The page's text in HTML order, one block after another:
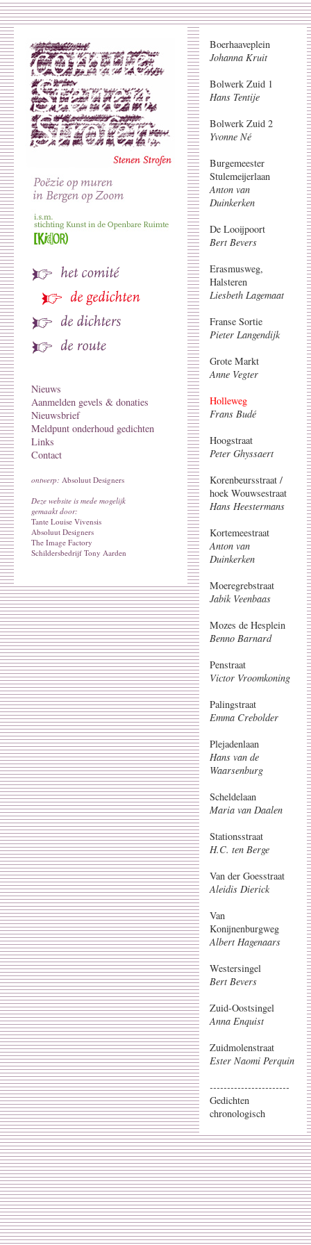
Nieuws
Aanmelden gevels & donaties
Nieuwsbrief
Meldpunt onderhoud gedichten
Links
Contact
ontwerp: Absoluut Designers
Deze website is mede mogelijk
gemaakt door:
Tante Louise Vivensis
Absoluut Designers
The Image Factory
Schildersbedrijf Tony Aarden
Boerhaaveplein
Johanna Kruit
Bolwerk Zuid 1
Hans Tentije
Bolwerk Zuid 2
Yvonne Né
Burgemeester
Stulemeijerlaan
Anton van
Duinkerken
De Looijpoort
Bert Bevers
Erasmusweg,
Halsteren
Liesbeth Lagemaat
Franse Sortie
Pieter Langendijk
Grote Markt
Anne Vegter
Holleweg
Frans Budé
Hoogstraat
Peter Ghyssaert
Korenbeursstraat /
hoek Wouwsestraat
Hans Heestermans
Kortemeestraat
Anton van
Duinkerken
Moeregrebstraat
Jabik Veenbaas
Mozes de Hesplein
Benno Barnard
Penstraat
Victor Vroomkoning
Palingstraat
Emma Crebolder
Plejadenlaan
Hans van de
Waarsenburg
Scheldelaan
Maria van Daalen
Stationsstraat
H.C. ten Berge
Van der Goesstraat
Aleidis Dierick
Van
Konijnenburgweg
Albert Hagenaars
Westersingel
Bert Bevers
Zuid-Oostsingel
Anna Enquist
Zuidmolenstraat
Ester Naomi Perquin
-----------------------
Gedichten
chronologisch